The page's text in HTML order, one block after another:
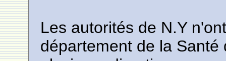
Les autorités de N.Y
département de la Santé